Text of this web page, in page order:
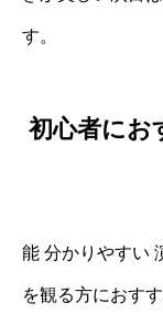
す。
初心者にお
能 分かりやすい
を観る方におす